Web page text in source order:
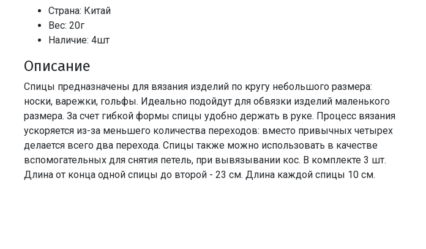
Страна: Китай
Вес: 20г
Наличие: 4шт
Описание
Спицы предназначены для вязания изделий по кругу небольшого размера:
носки, варежки, гольфы. Идеально подойдут для обвязки изделий маленького
размера. За счет гибкой формы спицы удобно держать в руке. Процесс вязания
ускоряется из-за меньшего количества переходов: вместо привычных четырех
делается всего два перехода. Спицы также можно использовать в качестве
вспомогательных для снятия петель, при вывязывании кос. В комплекте 3 шт.
Длина от конца одной спицы до второй - 23 см. Длина каждой спицы 10 см.